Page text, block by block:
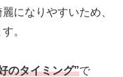
になりやすいため、
。
のタイミング”で